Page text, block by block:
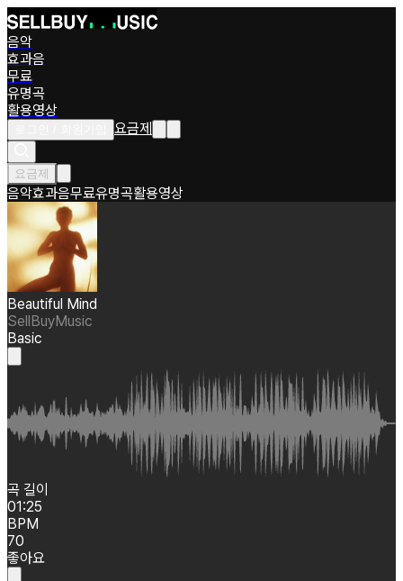
음악
효과음
무료
유명곡
활용영상
요금제
요금제
음악효과음무료유명곡활용영상
Beautiful Mind
SellBuyMusic
Basic
곡 길이
01:25
BPM
70
좋아요